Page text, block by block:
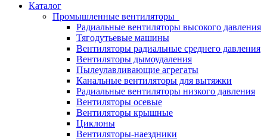
Каталог
Промышленные вентиляторы
Радиальные вентиляторы высокого давления
Тягодутьевые машины
Вентиляторы радиальные среднего давления
Вентиляторы дымоудаления
Пылеулавливающие агрегаты
Канальные вентиляторы для вытяжки
Радиальные вентиляторы низкого давления
Вентиляторы осевые
Вентиляторы крышные
Циклоны
Вентиляторы-наездники